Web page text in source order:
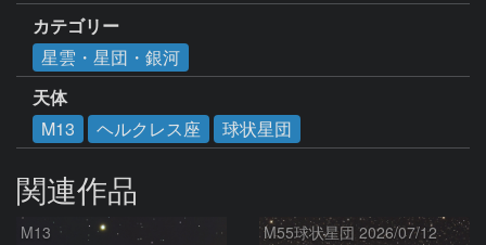
カテゴリー
星雲・星団・銀河
天体
M13
ヘルクレス座 球状星団
関連作品
M13 M55球状星団 2026/07/12